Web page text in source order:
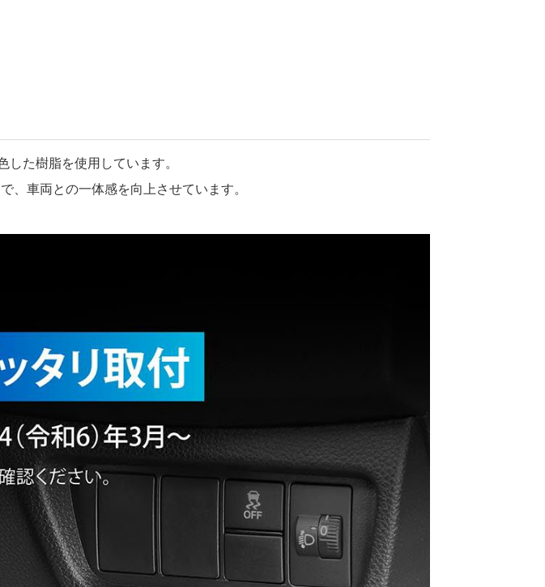
た樹脂を使用しています。
、車両との一体感を向上させています。